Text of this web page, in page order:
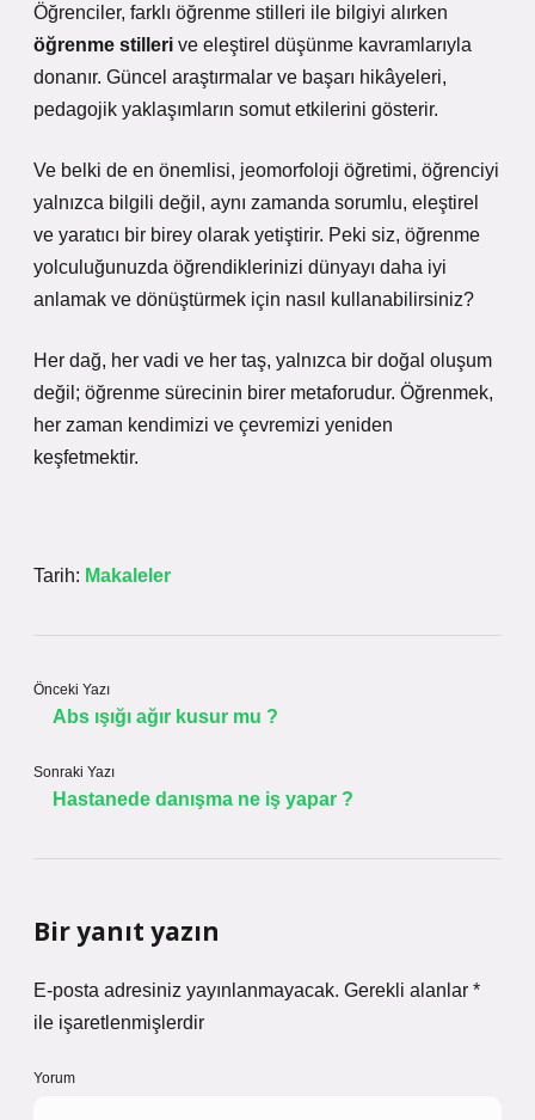
Öğrenciler, farklı öğrenme stilleri ile bilgiyi alırken
öğrenme stilleri ve eleştirel düşünme kavramlarıyla
donanır. Güncel araştırmalar ve başarı hikâyeleri,
pedagojik yaklaşımların somut etkilerini gösterir.
Ve belki de en önemlisi, jeomorfoloji öğretimi, öğrenciyi
yalnızca bilgili değil, aynı zamanda sorumlu, eleştirel
ve yaratıcı bir birey olarak yetiştirir. Peki siz, öğrenme
yolculuğunuzda öğrendiklerinizi dünyayı daha iyi
anlamak ve dönüştürmek için nasıl kullanabilirsiniz?
Her dağ, her vadi ve her taş, yalnızca bir doğal oluşum
değil; öğrenme sürecinin birer metaforudur. Öğrenmek,
her zaman kendimizi ve çevremizi yeniden
keşfetmektir.
Tarih: Makaleler
Önceki Yazı
Abs ışığı ağır kusur mu ?
Sonraki Yazı
Hastanede danışma ne iş yapar ?
Bir yanıt yazın
E-posta adresiniz yayınlanmayacak. Gerekli alanlar *
ile işaretlenmişlerdir
Yorum